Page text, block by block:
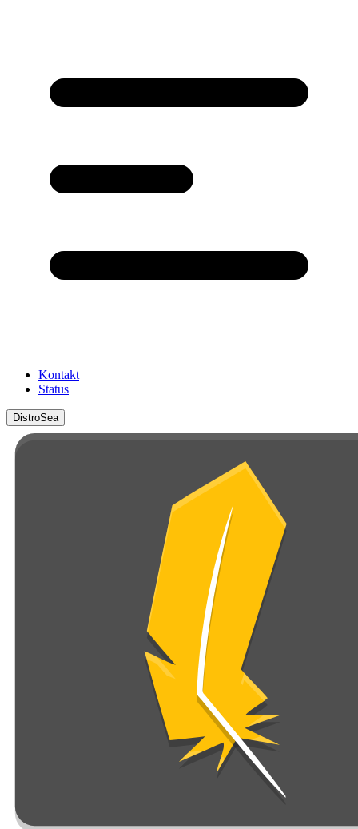
Kontakt
Status
DistroSea